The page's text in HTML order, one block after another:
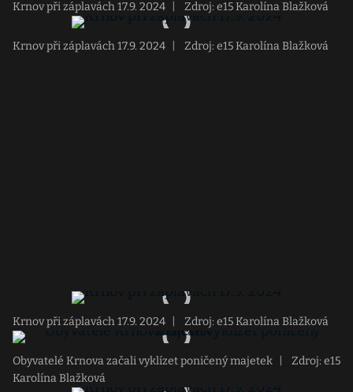
Krnov při záplavách 17.9. 2024 Zdroj: e15 Karolína Blažková
Krnov při záplavách 17.9. 2024 Zdroj: e15 Karolína Blažková
Krnov při záplavách 17.9. 2024 Zdroj: e15 Karolína Blažková
Obyvatelé Krnova začali vyklízet poničený majetek
Zdroj: e15
Karolína Blažková